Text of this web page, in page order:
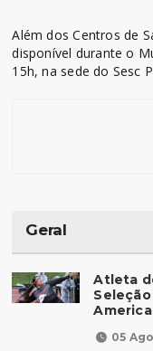
Além dos Centros de
disponível durante o
15h, na sede do Sesc
Geral
Atleta
05